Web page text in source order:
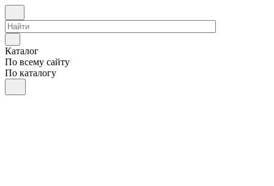
Каталог
По всему сайту
По каталогу